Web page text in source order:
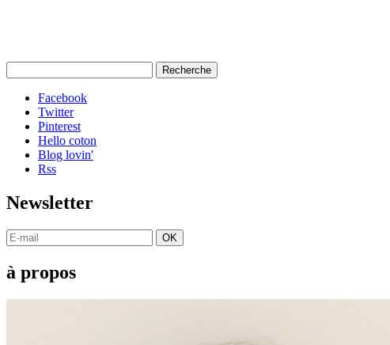
Facebook
Twitter
Pinterest
Hello coton
Blog lovin'
Rss
Newsletter
OK
à propos